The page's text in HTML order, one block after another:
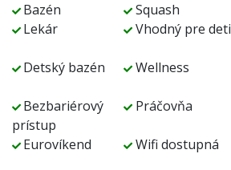
Bazén Squash
Lekár
Vhodný pre deti
Detský bazén
Wellness
Bezbariérový
prístup
Práčovňa
Eurovíkend
Wifi dostupná